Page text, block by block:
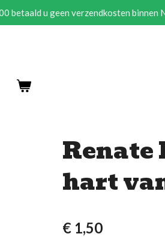
betaald u geen verzendkosten binnen
Renate
hart
€ 1,50